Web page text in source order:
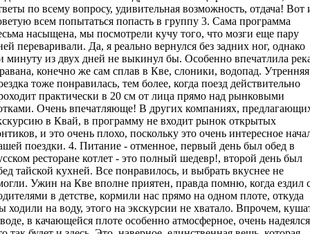
по всему вопросу, удивительная возможность, отдача! Вот
всем попытаться попасть в группу 3. Сама программа
насыщена, мы посмотрели кучу того, что мозги еще пару
переваривали. Да, я реально вернулся без задних ног, однако
минуту из двух дней не выкинул бы. Особенно впечатлила
конечно же сам сплав в Кве, слоники, водопад. Утренняя
тоже понравилась, тем более, когда поезд действительно
практически в 20 см от лица прямо над рынковыми
Очень впечатляюще! В других компаниях,
в Квай, в программу не входит рынок открытых
и это очень плохо, поскольку это очень интересное
поездки. 4. Питание - отменное, первый день был обед в
ресторане котлет - это полный шедевр!, второй день был
тайской кухней. Все понравилось, и выбрать вкуснее не
Ужин на Кве вполне приятен, правда помню, когда ездил
в детстве, кормили нас прямо на одном плоте, откуда
ходили на воду, этого на экскурсии не хватало. Впрочем,
в качающейся плоте особенно атмосферное, очень